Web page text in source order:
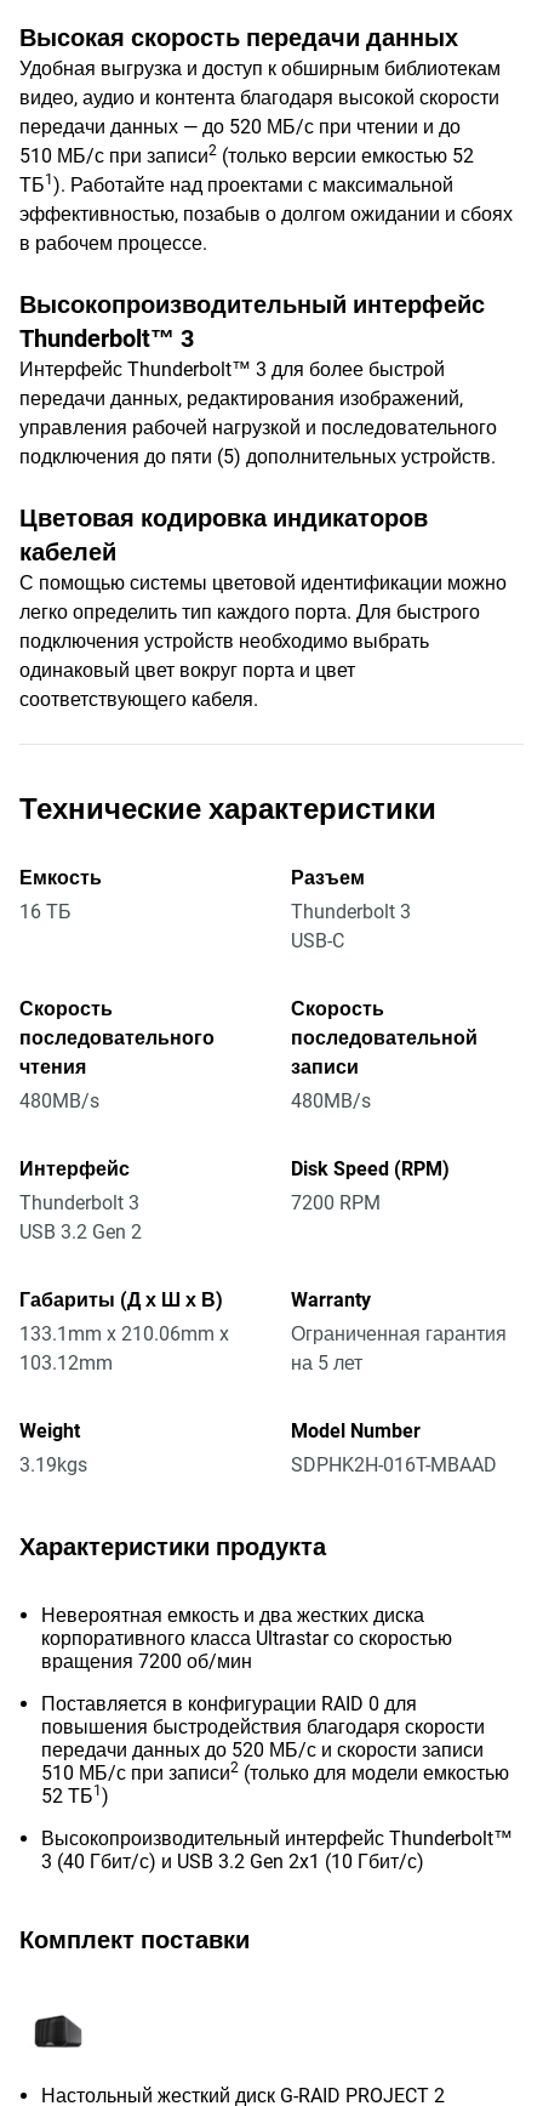
Высокая скорость передачи данных
Удобная выгрузка и доступ к обширным библиотекам
видео, аудио и контента благодаря высокой скорости
передачи данных — до 520 МБ/с при чтении и до
510 МБ/с при записи2 (только версии емкостью 52
ТБ1 ). Работайте над проектами с максимальной
эффективностью, позабыв о долгом ожидании и сбоях
в рабочем процессе.
Высокопроизводительный интерфейс
Thunderbolt™ 3
Интерфейс Thunderbolt™ 3 для более быстрой
передачи данных, редактирования изображений,
управления рабочей нагрузкой и последовательного
подключения до пяти (5) дополнительных устройств.
Цветовая кодировка индикаторов
кабелей
С помощью системы цветовой идентификации можно
легко определить тип каждого порта. Для быстрого
подключения устройств необходимо выбрать
одинаковый цвет вокруг порта и цвет
соответствующего кабеля.
Технические характеристики
Емкость
16 ТБ
Разъем
Thunderbolt 3
USB-C
Скорость
последовательного
чтения
480MB/s
Скорость
последовательной
записи
480MB/s
Интерфейс
Thunderbolt 3
USB 3.2 Gen 2
Disk Speed (RPM)
7200 RPM
Габариты (Д х Ш х В)
133.1mm x 210.06mm x
103.12mm
Warranty
Ограниченная гарантия
на 5 лет
Weight
3.19kgs
Model Number
SDPHK2H-016T-MBAAD
Характеристики продукта
Невероятная емкость и два жестких диска
корпоративного класса Ultrastar со скоростью
вращения 7200 об/мин
Поставляется в конфигурации RAID 0 для
повышения быстродействия благодаря скорости
передачи данных до 520 МБ/с и скорости записи
510 МБ/с при записи2 (только для модели емкостью
52 ТБ1 )
Высокопроизводительный интерфейс Thunderbolt™
3 (40 Гбит/с) и USB 3.2 Gen 2x1 (10 Гбит/с)
Комплект поставки
Настольный жесткий диск G-RAID PROJECT 2